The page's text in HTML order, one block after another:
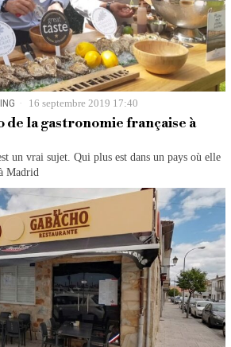
16 septembre 2019 17:40
la gastronomie française à
un vrai sujet. Qui plus est dans un pays où elle
Madrid